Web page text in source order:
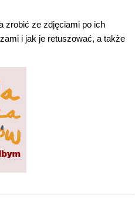
zrobić ze zdjęciami po ich
i jak je retuszować, a także